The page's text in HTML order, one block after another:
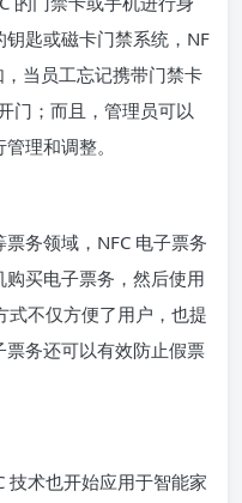
匙或磁卡门禁系统，NF
当员工忘记携带门禁卡
门；而且，管理员可以
理和调整。
务领域，NFC 电子票务
买电子票务，然后使用
式不仅方便了用户，也提
务还可以有效防止假票
术也开始应用于智能家